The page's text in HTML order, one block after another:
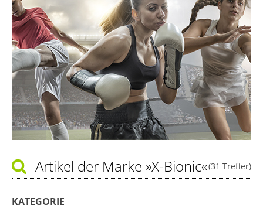
(31 Treffer)
Artikel der Marke »X-Bionic«
KATEGORIE